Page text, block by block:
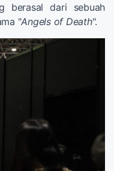
berasal dari sebuah
"Angels of Death".